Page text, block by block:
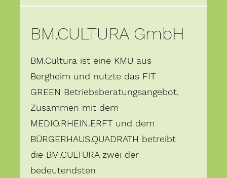
BM.CULTURA GmbH
BM.Cultura ist eine KMU aus
Bergheim und nutzte das FIT
GREEN Betriebsberatungsangebot.
Zusammen mit dem
MEDIO.RHEIN.ERFT und dem
BÜRGERHAUS.QUADRATH betreibt
die BM.CULTURA zwei der
bedeutendsten